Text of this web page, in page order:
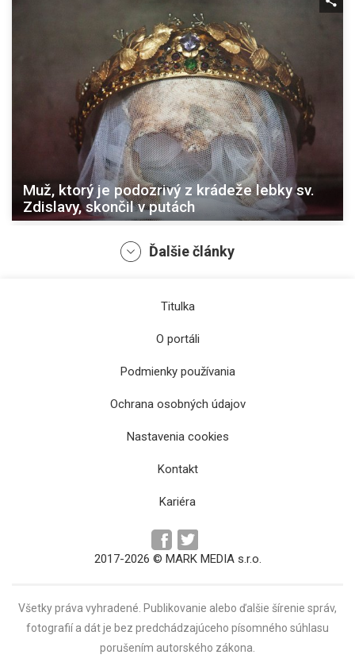
Muž, ktorý je podozrivý z krádeže lebky sv.
Zdislavy, skončil v putách
Česká europoslankyňa Jana Nagyová bola v
kauze Čapí hnízdo odsúdená na trojročný
podmienečný trest
Ďalšie články
Titulka
O portáli
Podmienky používania
Ochrana osobných údajov
Nastavenia cookies
Kontakt
Kariéra
2017-2026 © MARK MEDIA s.r.o.
Všetky práva vyhradené. Publikovanie alebo ďalšie šírenie správ,
fotografií a dát je bez predchádzajúceho písomného súhlasu
porušením autorského zákona.